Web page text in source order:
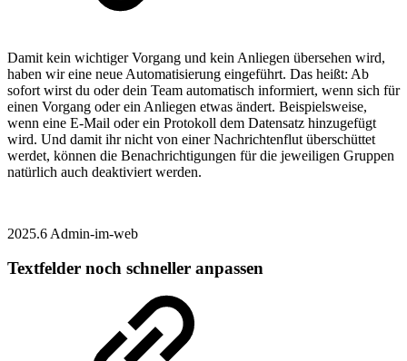
Damit kein wichtiger Vorgang und kein Anliegen übersehen wird,
haben wir eine neue Automatisierung eingeführt. Das heißt: Ab
sofort wirst du oder dein Team automatisch informiert, wenn sich für
einen Vorgang oder ein Anliegen etwas ändert. Beispielsweise,
wenn eine E-Mail oder ein Protokoll dem Datensatz hinzugefügt
wird. Und damit ihr nicht von einer Nachrichtenflut überschüttet
werdet, können die Benachrichtigungen für die jeweiligen Gruppen
natürlich auch deaktiviert werden.
2025.6 Admin-im-web
Textfelder noch schneller anpassen